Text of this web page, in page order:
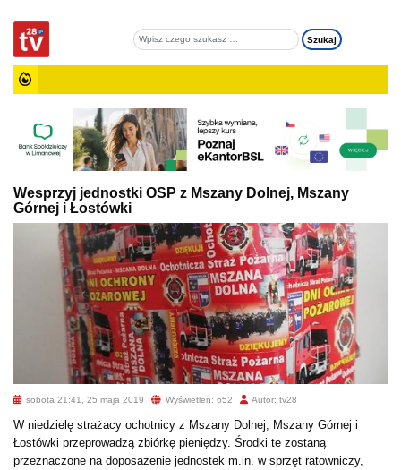
Wesprzyj jednostki OSP z Mszany Dolnej, Mszany
Górnej i Łostówki
sobota 21:41, 25 maja 2019 Wyświetleń: 652 Autor: tv28
W niedzielę strażacy ochotnicy z Mszany Dolnej, Mszany Górnej i
Łostówki przeprowadzą zbiórkę pieniędzy. Środki te zostaną
przeznaczone na doposażenie jednostek m.in. w sprzęt ratowniczy,